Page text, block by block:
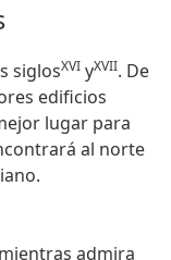
siglosXVI yXVII. De
edificios
lugar para
al norte